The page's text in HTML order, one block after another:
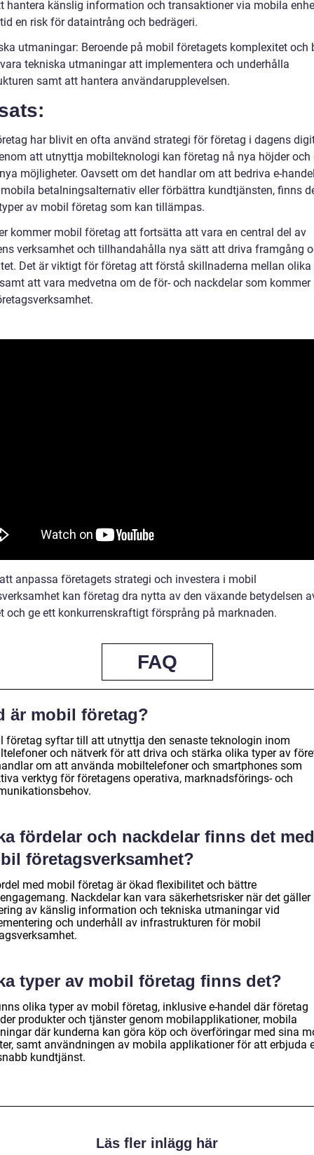
hantera känslig information och transaktioner via mobila
en risk för dataintrång och bedrägeri.
utmaningar: Beroende på mobil företagets komplexitet och
tekniska utmaningar att implementera och underhålla
samt att hantera användarupplevelsen.
har blivit en ofta använd strategi för företag i dagens
att utnyttja mobilteknologi kan företag nå nya höjder och
möjligheter. Oavsett om det handlar om att bedriva e-
betalningsalternativ eller förbättra kundtjänsten, finns
av mobil företag som kan tillämpas.
kommer mobil företag att fortsätta att vara en central del av
verksamhet och tillhandahålla nya sätt att driva framgång
Det är viktigt för företag att förstå skillnaderna mellan
att vara medvetna om de för- och nackdelar som kommer
anpassa företagets strategi och investera i mobil
kan företag dra nytta av den växande betydelsen
och ge ett konkurrenskraftigt försprång på marknaden.
FAQ
är mobil företag?
företag syftar till att utnyttja den senaste teknologin inom
och nätverk för att driva och stärka olika typer av
om att använda mobiltelefoner och smartphones som
verktyg för företagens operativa, marknadsförings- och
fördelar och nackdelar finns det med
företagsverksamhet?
med mobil företag är ökad flexibilitet och bättre
Nackdelar kan vara säkerhetsrisker när det gäller
av känslig information och tekniska utmaningar vid
och underhåll av infrastrukturen för mobil
typer av mobil företag finns det?
olika typer av mobil företag, inklusive e-handel där företag
produkter och tjänster genom mobilapplikationer, mobila
där kunderna kan göra köp och överföringar med sina
samt användningen av mobila applikationer för att erbjuda
kundtjänst.
Läs fler inlägg här